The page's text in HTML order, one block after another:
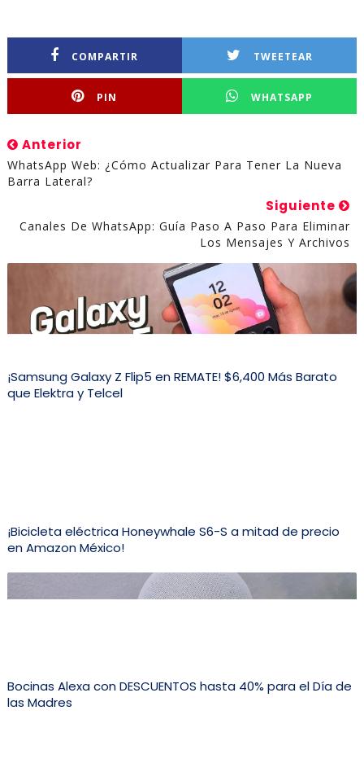
COMPARTIR TWEETEAR
PIN WHATSAPP
Anterior
WhatsApp Web: ¿Cómo Actualizar Para Tener La Nueva
Barra Lateral?
Siguiente
Canales De WhatsApp: Guía Paso A Paso Para Eliminar
Los Mensajes Y Archivos
¡Samsung Galaxy Z Flip5 en REMATE! $6,400 Más Barato
que Elektra y Telcel
¡Bicicleta eléctrica Honeywhale S6-S a mitad de precio
en Amazon México!
Bocinas Alexa con DESCUENTOS hasta 40% para el Día de
las Madres